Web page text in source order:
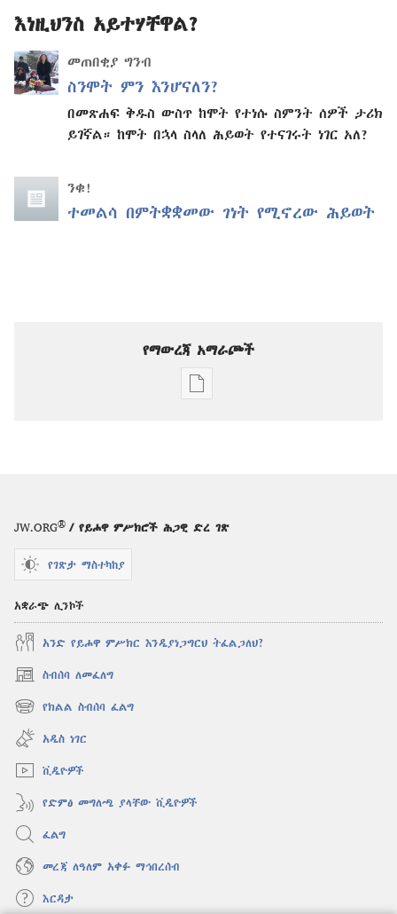
እነዚህንስ አይተሃቸዋል?
መጠበቂያ ግንብ
ስንሞት ምን እንሆናለን?
በመጽሐፍ ቅዱስ ውስጥ ከሞት የተነሱ ስምንት ሰዎች ታሪክ
ይገኛል። ከሞት በኋላ ስላለ ሕይወት የተናገሩት ነገር አለ?
ንቁ!
ተመልሳ በምትቋቋመው ገነት የሚኖረው ሕይወት
የማውረጃ አማራጮች
የሕትመት
ግንብ
JW.ORG® / የይሖዋ ምሥክሮች ሕጋዊ ድረ ገጽ
የገጽታ ማስተካከያ
አቋራጭ ሊንኮች
አንድ የይሖዋ ምሥክር እንዲያነጋግርህ ትፈልጋለህ?
ስብሰባ ለመፈለግ
(አዲስ
ዊንዶው
ክፈት)
የክልል ስብሰባ ፈልግ
(አዲስ
ዊንዶው
ክፈት)
አዲስ ነገር
ቪዲዮዎች
የድምፅ መግለጫ ያላቸው ቪዲዮዎች
ፈልግ
መረጃ ለዓለም አቀፉ ማኅበረሰብ
እርዳታ